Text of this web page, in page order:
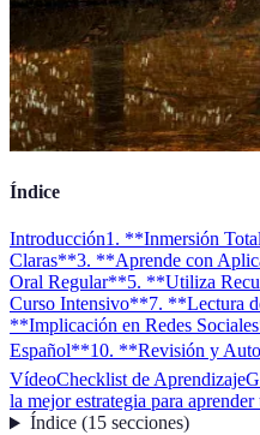
Índice
Introducción1. **Inmersión
Claras**3. **Aprende con
Oral Regular**5. **Utiliza
Curso Intensivo**7. **Lectura
**Implicación en Redes
Español**10. **Revisión y
VídeoChecklist de Aprendizaje
la mejor estrategia para
Índice(15 secciones)